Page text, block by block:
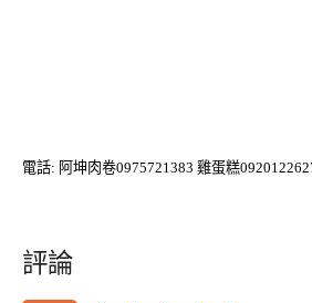
電話: 阿坤肉卷0975721383 雞蛋糕
評論